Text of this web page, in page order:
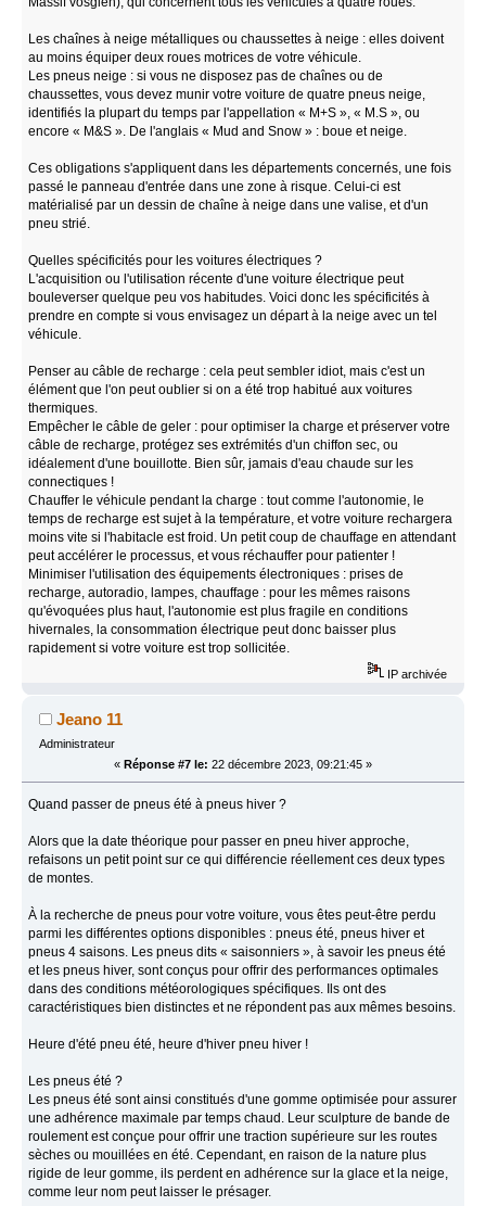
Les chaînes à neige métalliques ou chaussettes à neige : elles doivent
au moins équiper deux roues motrices de votre véhicule.
Les pneus neige : si vous ne disposez pas de chaînes ou de
chaussettes, vous devez munir votre voiture de quatre pneus neige,
identifiés la plupart du temps par l'appellation « M+S », « M.S », ou
encore « M&S ». De l'anglais « Mud and Snow » : boue et neige.
Ces obligations s'appliquent dans les départements concernés, une fois
passé le panneau d'entrée dans une zone à risque. Celui-ci est
matérialisé par un dessin de chaîne à neige dans une valise, et d'un
pneu strié.
Quelles spécificités pour les voitures électriques ?
L'acquisition ou l'utilisation récente d'une voiture électrique peut
bouleverser quelque peu vos habitudes. Voici donc les spécificités à
prendre en compte si vous envisagez un départ à la neige avec un tel
véhicule.
Penser au câble de recharge : cela peut sembler idiot, mais c'est un
élément que l'on peut oublier si on a été trop habitué aux voitures
thermiques.
Empêcher le câble de geler : pour optimiser la charge et préserver votre
câble de recharge, protégez ses extrémités d'un chiffon sec, ou
idéalement d'une bouillotte. Bien sûr, jamais d'eau chaude sur les
connectiques !
Chauffer le véhicule pendant la charge : tout comme l'autonomie, le
temps de recharge est sujet à la température, et votre voiture rechargera
moins vite si l'habitacle est froid. Un petit coup de chauffage en attendant
peut accélérer le processus, et vous réchauffer pour patienter !
Minimiser l'utilisation des équipements électroniques : prises de
recharge, autoradio, lampes, chauffage : pour les mêmes raisons
qu'évoquées plus haut, l'autonomie est plus fragile en conditions
hivernales, la consommation électrique peut donc baisser plus
rapidement si votre voiture est trop sollicitée.
IP archivée
Jeano 11
Administrateur
« Réponse #7 le: 22 décembre 2023, 09:21:45 »
Quand passer de pneus été à pneus hiver ?
Alors que la date théorique pour passer en pneu hiver approche,
refaisons un petit point sur ce qui différencie réellement ces deux types
de montes.
À la recherche de pneus pour votre voiture, vous êtes peut-être perdu
parmi les différentes options disponibles : pneus été, pneus hiver et
pneus 4 saisons. Les pneus dits « saisonniers », à savoir les pneus été
et les pneus hiver, sont conçus pour offrir des performances optimales
dans des conditions météorologiques spécifiques. Ils ont des
caractéristiques bien distinctes et ne répondent pas aux mêmes besoins.
Heure d'été pneu été, heure d'hiver pneu hiver !
Les pneus été ?
Les pneus été sont ainsi constitués d'une gomme optimisée pour assurer
une adhérence maximale par temps chaud. Leur sculpture de bande de
roulement est conçue pour offrir une traction supérieure sur les routes
sèches ou mouillées en été. Cependant, en raison de la nature plus
rigide de leur gomme, ils perdent en adhérence sur la glace et la neige,
comme leur nom peut laisser le présager.